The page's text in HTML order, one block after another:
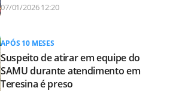
07/01/2026 12:20
APÓS 10 MESES
Suspeito de atirar em equipe do
SAMU durante atendimento em
Teresina é preso